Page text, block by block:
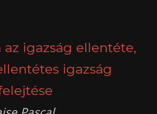
igazság ellentéte,
igazság